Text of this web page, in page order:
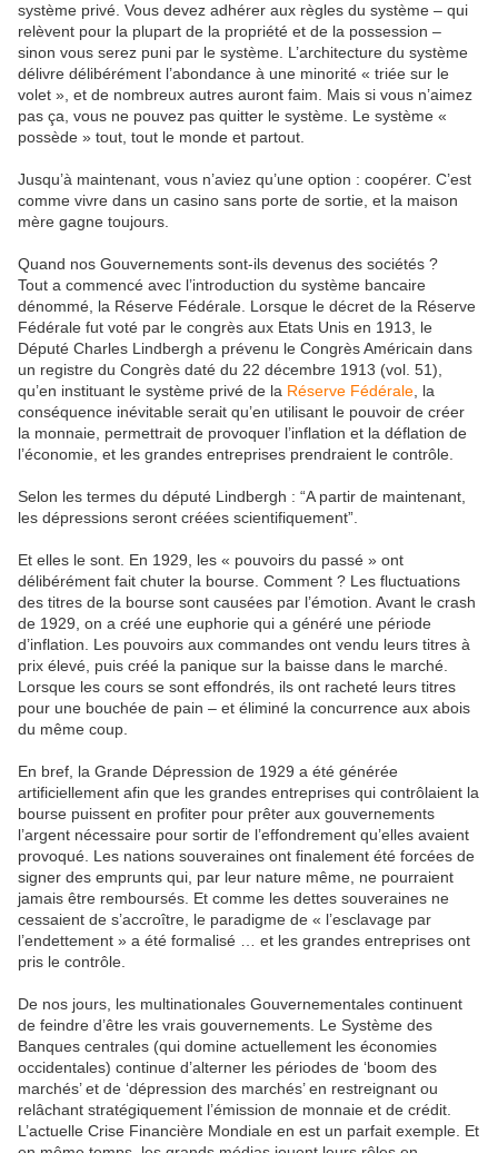
système privé. Vous devez adhérer aux règles du système – qui
relèvent pour la plupart de la propriété et de la possession –
sinon vous serez puni par le système. L’architecture du système
délivre délibérément l’abondance à une minorité « triée sur le
volet », et de nombreux autres auront faim. Mais si vous n’aimez
pas ça, vous ne pouvez pas quitter le système. Le système «
possède » tout, tout le monde et partout.
Jusqu’à maintenant, vous n’aviez qu’une option : coopérer. C’est
comme vivre dans un casino sans porte de sortie, et la maison
mère gagne toujours.
Quand nos Gouvernements sont-ils devenus des sociétés ?
Tout a commencé avec l’introduction du système bancaire
dénommé, la Réserve Fédérale. Lorsque le décret de la Réserve
Fédérale fut voté par le congrès aux Etats Unis en 1913, le
Député Charles Lindbergh a prévenu le Congrès Américain dans
un registre du Congrès daté du 22 décembre 1913 (vol. 51),
qu’en instituant le système privé de la Réserve Fédérale, la
conséquence inévitable serait qu’en utilisant le pouvoir de créer
la monnaie, permettrait de provoquer l’inflation et la déflation de
l’économie, et les grandes entreprises prendraient le contrôle.
Selon les termes du député Lindbergh : “A partir de maintenant,
les dépressions seront créées scientifiquement”.
Et elles le sont. En 1929, les « pouvoirs du passé » ont
délibérément fait chuter la bourse. Comment ? Les fluctuations
des titres de la bourse sont causées par l’émotion. Avant le crash
de 1929, on a créé une euphorie qui a généré une période
d’inflation. Les pouvoirs aux commandes ont vendu leurs titres à
prix élevé, puis créé la panique sur la baisse dans le marché.
Lorsque les cours se sont effondrés, ils ont racheté leurs titres
pour une bouchée de pain – et éliminé la concurrence aux abois
du même coup.
En bref, la Grande Dépression de 1929 a été générée
artificiellement afin que les grandes entreprises qui contrôlaient la
bourse puissent en profiter pour prêter aux gouvernements
l’argent nécessaire pour sortir de l’effondrement qu’elles avaient
provoqué. Les nations souveraines ont finalement été forcées de
signer des emprunts qui, par leur nature même, ne pourraient
jamais être remboursés. Et comme les dettes souveraines ne
cessaient de s’accroître, le paradigme de « l’esclavage par
l’endettement » a été formalisé … et les grandes entreprises ont
pris le contrôle.
De nos jours, les multinationales Gouvernementales continuent
de feindre d’être les vrais gouvernements. Le Système des
Banques centrales (qui domine actuellement les économies
occidentales) continue d’alterner les périodes de ‘boom des
marchés’ et de ‘dépression des marchés’ en restreignant ou
relâchant stratégiquement l’émission de monnaie et de crédit.
L’actuelle Crise Financière Mondiale en est un parfait exemple. Et